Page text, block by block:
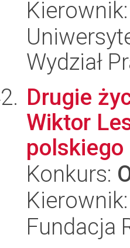
Wydział
Drugie
Wiktor
Konkurs:
Fundacja